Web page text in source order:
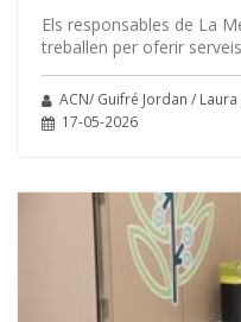
Els responsables de La
treballen per oferir
ACN/ Guifré Jordan /
17-05-2026